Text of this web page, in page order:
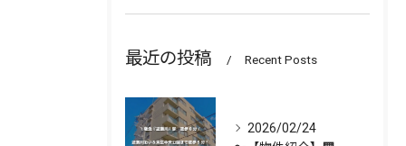
最近の投稿 Recent Posts
2026/02/24